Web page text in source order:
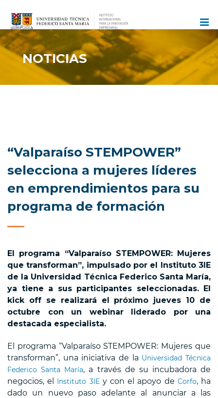
contenido
NOTICIAS
“Valparaíso STEMPOWER”
selecciona a mujeres líderes
en emprendimientos para su
programa de formación
El programa “Valparaíso STEMPOWER: Mujeres
que transforman”, impulsado por el Instituto 3IE
de la Universidad Técnica Federico Santa María,
ya tiene a sus participantes seleccionadas. El
kick off se realizará el próximo jueves 10 de
octubre con un webinar liderado por una
destacada especialista.
El programa “Valparaíso STEMPOWER: Mujeres que
transforman”, una iniciativa de la Universidad Técnica
Federico Santa María, a través de su incubadora de
negocios, el Instituto 3IEy con el apoyo de Corfo, ha
dado un nuevo paso adelante al anunciar a las